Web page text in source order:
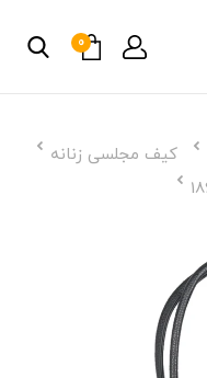
0
کیف مجلسی زنانه